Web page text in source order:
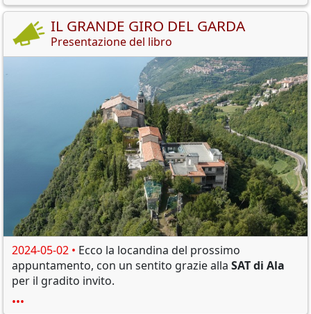
IL GRANDE GIRO DEL GARDA
Presentazione del libro
2024-05-02 • Ecco la locandina del prossimo
appuntamento, con un sentito grazie alla SAT di Ala
per il gradito invito.
•••